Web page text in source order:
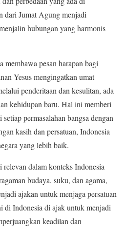
dari Jumat Agung menjadi
hubungan yang harmonis
pesan harapan bagi
Yesus mengingatkan umat
penderitaan dan kesulitan, ada
kehidupan baru. Hal ini memberi
permasalahan bangsa dengan
kasih dan persatuan, Indonesia
yang lebih baik.
relevan dalam konteks Indonesia
budaya, suku, dan agama,
ajakan untuk menjaga persatuan
di Indonesia di ajak untuk menjadi
keadilan dan